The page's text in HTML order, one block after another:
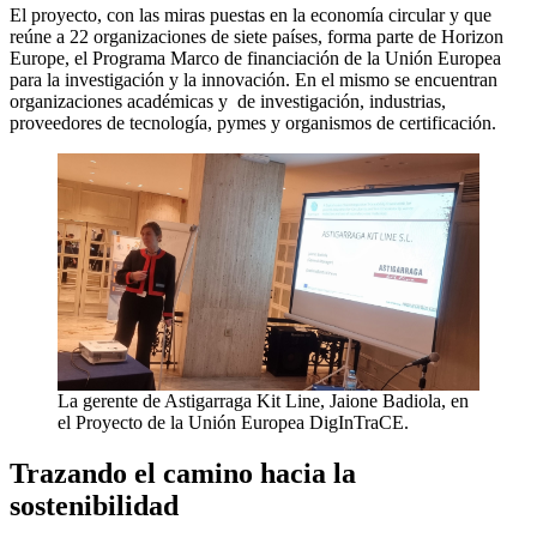
El proyecto, con las miras puestas en la economía circular y que
reúne a 22 organizaciones de siete países, forma parte de Horizon
Europe, el Programa Marco de financiación de la Unión Europea
para la investigación y la innovación. En el mismo se encuentran
organizaciones académicas y de investigación, industrias,
proveedores de tecnología, pymes y organismos de certificación.
La gerente de Astigarraga Kit Line, Jaione Badiola, en
el Proyecto de la Unión Europea DigInTraCE.
Trazando el camino hacia la
sostenibilidad